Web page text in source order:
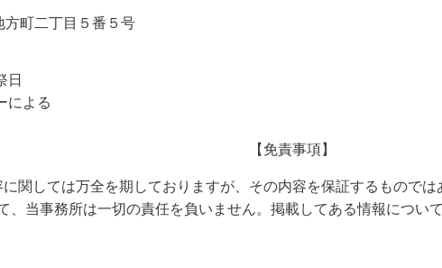
方町二丁目５番５号
日
による
【免責事項】
関しては万全を期しておりますが、その内容を保証するもので
、当事務所は一切の責任を負いません。掲載してある情報につい